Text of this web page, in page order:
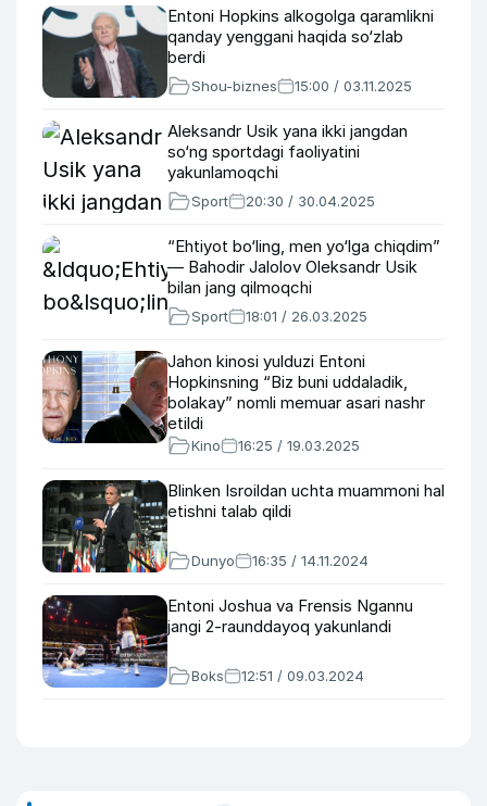
Entoni Hopkins alkogolga qaramlikni
qanday yenggani haqida so‘zlab
berdi
Shou-biznes 15:00 / 03.11.2025
Aleksandr Usik yana ikki jangdan
so‘ng sportdagi faoliyatini
yakunlamoqchi
Sport 20:30 / 30.04.2025
“Ehtiyot bo‘ling, men yo‘lga chiqdim”
— Bahodir Jalolov Oleksandr Usik
bilan jang qilmoqchi
Sport 18:01 / 26.03.2025
Jahon kinosi yulduzi Entoni
Hopkinsning “Biz buni uddaladik,
bolakay” nomli memuar asari nashr
etildi
Kino 16:25 / 19.03.2025
Blinken Isroildan uchta muammoni hal
etishni talab qildi
Dunyo 16:35 / 14.11.2024
Entoni Joshua va Frensis Ngannu
jangi 2-raunddayoq yakunlandi
Boks 12:51 / 09.03.2024